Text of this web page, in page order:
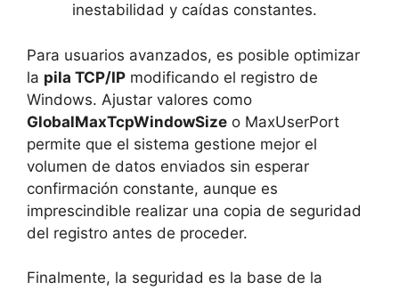
inestabilidad y caídas constantes.
Para usuarios avanzados, es posible optimizar
la pila TCP/IP modificando el registro de
Windows. Ajustar valores como
GlobalMaxTcpWindowSize o MaxUserPort
permite que el sistema gestione mejor el
volumen de datos enviados sin esperar
confirmación constante, aunque es
imprescindible realizar una copia de seguridad
del registro antes de proceder.
Finalmente, la seguridad es la base de la